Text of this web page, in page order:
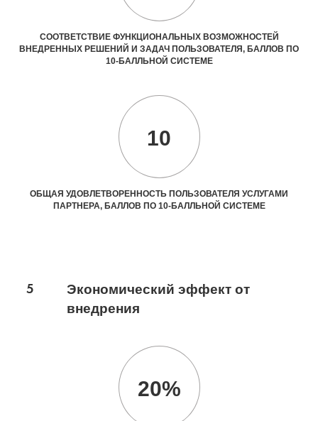
СООТВЕТСТВИЕ ФУНКЦИОНАЛЬНЫХ ВОЗМОЖНОСТЕЙ
ВНЕДРЕННЫХ РЕШЕНИЙ И ЗАДАЧ ПОЛЬЗОВАТЕЛЯ, БАЛЛОВ ПО
10-БАЛЛЬНОЙ СИСТЕМЕ
10
ОБЩАЯ УДОВЛЕТВОРЕННОСТЬ ПОЛЬЗОВАТЕЛЯ УСЛУГАМИ
ПАРТНЕРА, БАЛЛОВ ПО 10-БАЛЛЬНОЙ СИСТЕМЕ
5
Экономический эффект от
внедрения
20%